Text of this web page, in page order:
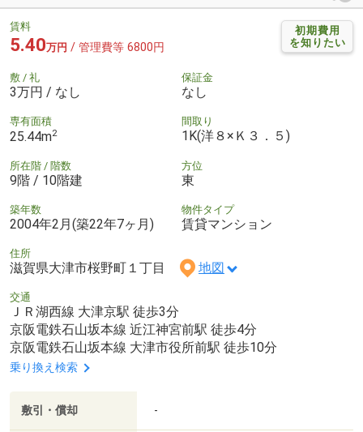
初期費用
を知りたい
賃料
5.40万円 / 管理費等 6800円
敷 / 礼
3万円 / なし
保証金
なし
専有面積
25.44m2
間取り
1K(洋８×Ｋ３．５)
所在階 / 階数
9階 / 10階建
方位
東
築年数
2004年2月(築22年7ヶ月)
物件タイプ
賃貸マンション
住所
滋賀県大津市桜野町１丁目 地図
交通
ＪＲ湖西線 大津京駅 徒歩3分
京阪電鉄石山坂本線 近江神宮前駅 徒歩4分
京阪電鉄石山坂本線 大津市役所前駅 徒歩10分
乗り換え検索
敷引・償却 -